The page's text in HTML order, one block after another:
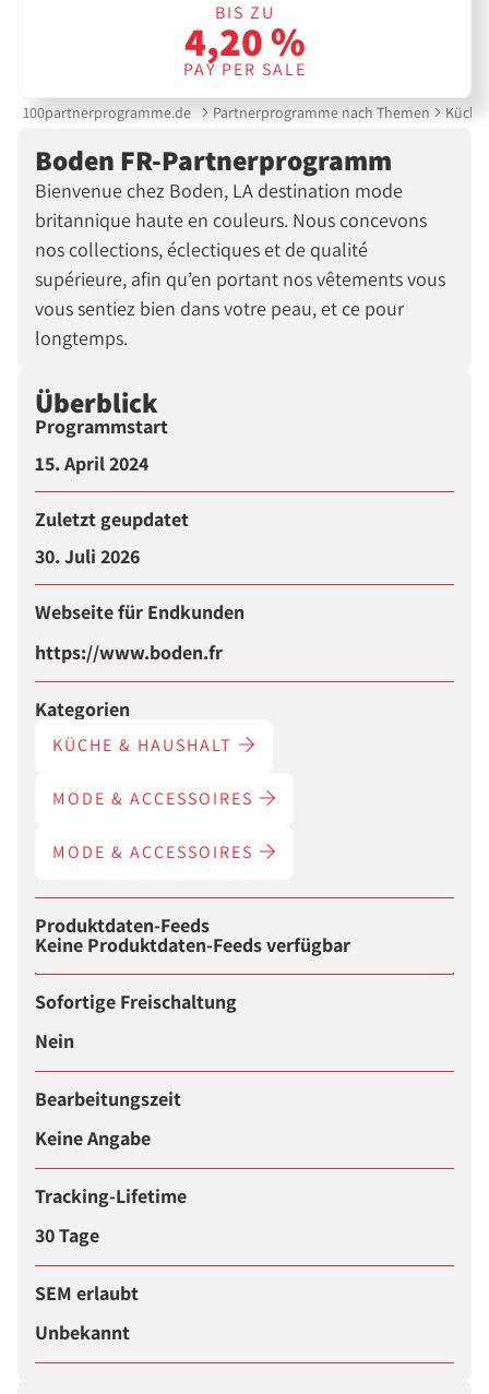
BIS ZU
4,20 %
PAY PER SALE
100partnerprogramme.de Partnerprogramme nach Themen
Boden FR-Partnerprogramm
Bienvenue chez Boden, LA destination mode
britannique haute en couleurs. Nous concevons
nos collections, éclectiques et de qualité
supérieure, afin qu’en portant nos vêtements vous
vous sentiez bien dans votre peau, et ce pour
longtemps.
Überblick
Programmstart
15. April 2024
Zuletzt geupdatet
30. Juli 2026
Webseite für Endkunden
https://www.boden.fr
Kategorien
KÜCHE & HAUSHALT
MODE & ACCESSOIRES
MODE & ACCESSOIRES
Produktdaten-Feeds
Keine Produktdaten-Feeds verfügbar
Sofortige Freischaltung
Nein
Bearbeitungszeit
Keine Angabe
Tracking-Lifetime
30 Tage
SEM erlaubt
Unbekannt